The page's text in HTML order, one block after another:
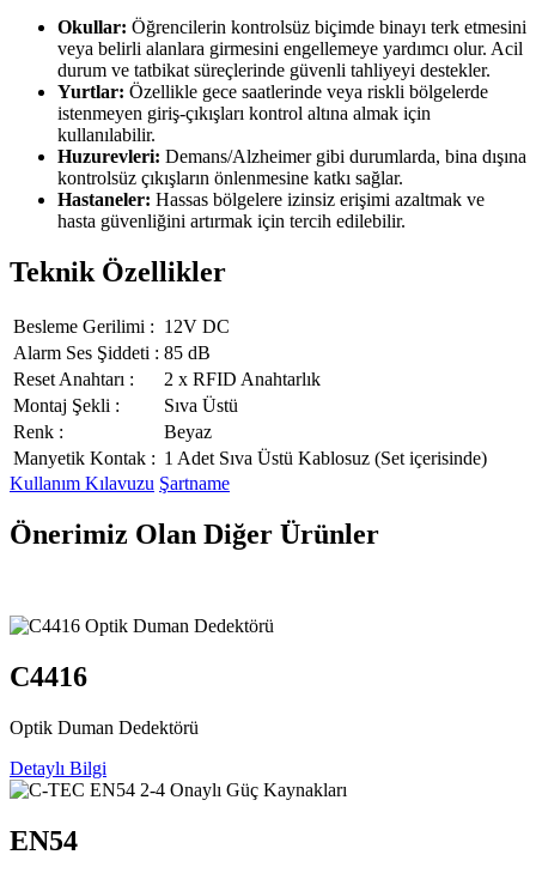
Okullar: Öğrencilerin kontrolsüz biçimde binayı terk etmesini
veya belirli alanlara girmesini engellemeye yardımcı olur. Acil
durum ve tatbikat süreçlerinde güvenli tahliyeyi destekler.
Yurtlar: Özellikle gece saatlerinde veya riskli bölgelerde
istenmeyen giriş-çıkışları kontrol altına almak için
kullanılabilir.
Huzurevleri: Demans/Alzheimer gibi durumlarda, bina dışına
kontrolsüz çıkışların önlenmesine katkı sağlar.
Hastaneler: Hassas bölgelere izinsiz erişimi azaltmak ve
hasta güvenliğini artırmak için tercih edilebilir.
Teknik Özellikler
Besleme Gerilimi : 12V DC
Alarm Ses Şiddeti : 85 dB
Reset Anahtarı :
2 x RFID Anahtarlık
Montaj Şekli :
Sıva Üstü
Renk :
Beyaz
Manyetik Kontak : 1 Adet Sıva Üstü Kablosuz (Set içerisinde)
Kullanım Kılavuzu Şartname
Önerimiz Olan Diğer Ürünler
C4416
Optik Duman Dedektörü
Detaylı Bilgi
EN54